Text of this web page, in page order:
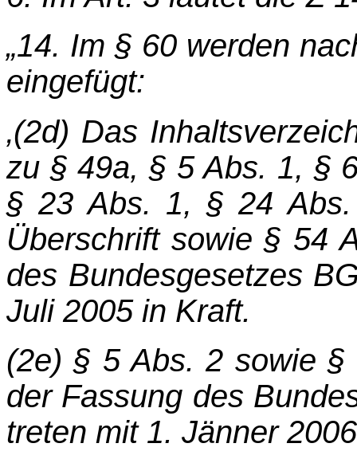
„14. Im § 60 werden
eingefügt:
‚(2d) Das
zu § 49a, § 5 Abs. 1, §
§ 23 Abs. 1, § 24
Überschrift sowie § 54
des Bundesgesetzes
Juli 2005 in Kraft.
(2e) § 5 Abs. 2 sowie
der Fassung des
treten mit 1. Jänner